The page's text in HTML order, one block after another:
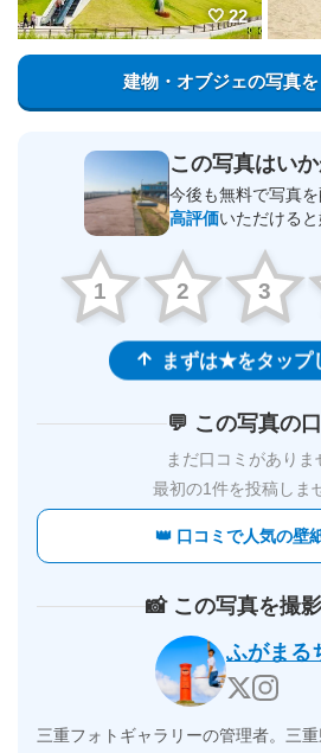
22
建物・オブジェの写真
この写真はい
今後も無料で写真
高評価いただける
1 2 3
まずは★をタップ
💬 この写真の
まだ口コミがありま
最初の1件を投稿しま
👑 口コミで人気の壁
📸 この写真を撮
ふがまる
三重フォトギャラリーの管理者。三